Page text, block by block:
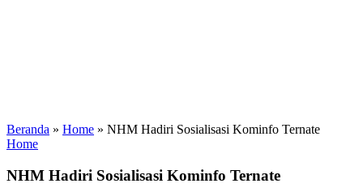
Beranda » Home » NHM Hadiri Sosialisasi Kominfo Ternate
Home
NHM Hadiri Sosialisasi Kominfo Ternate